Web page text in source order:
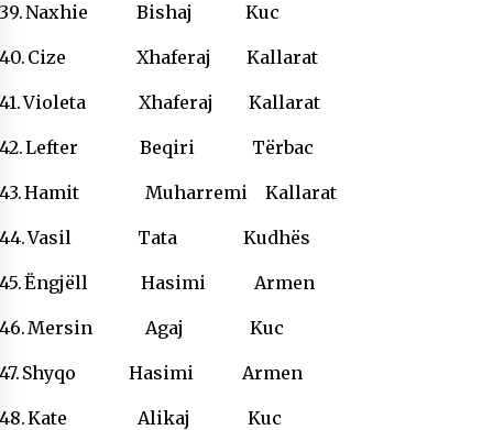
Naxhie Bishaj Kuc
Cize Xhaferaj Kallarat
Violeta Xhaferaj Kallarat
Lefter Beqiri Tërbac
Hamit Muharremi Kallarat
Vasil Tata Kudhës
Ëngjëll Hasimi Armen
Mersin Agaj Kuc
Shyqo Hasimi Armen
Kate Alikaj Kuc